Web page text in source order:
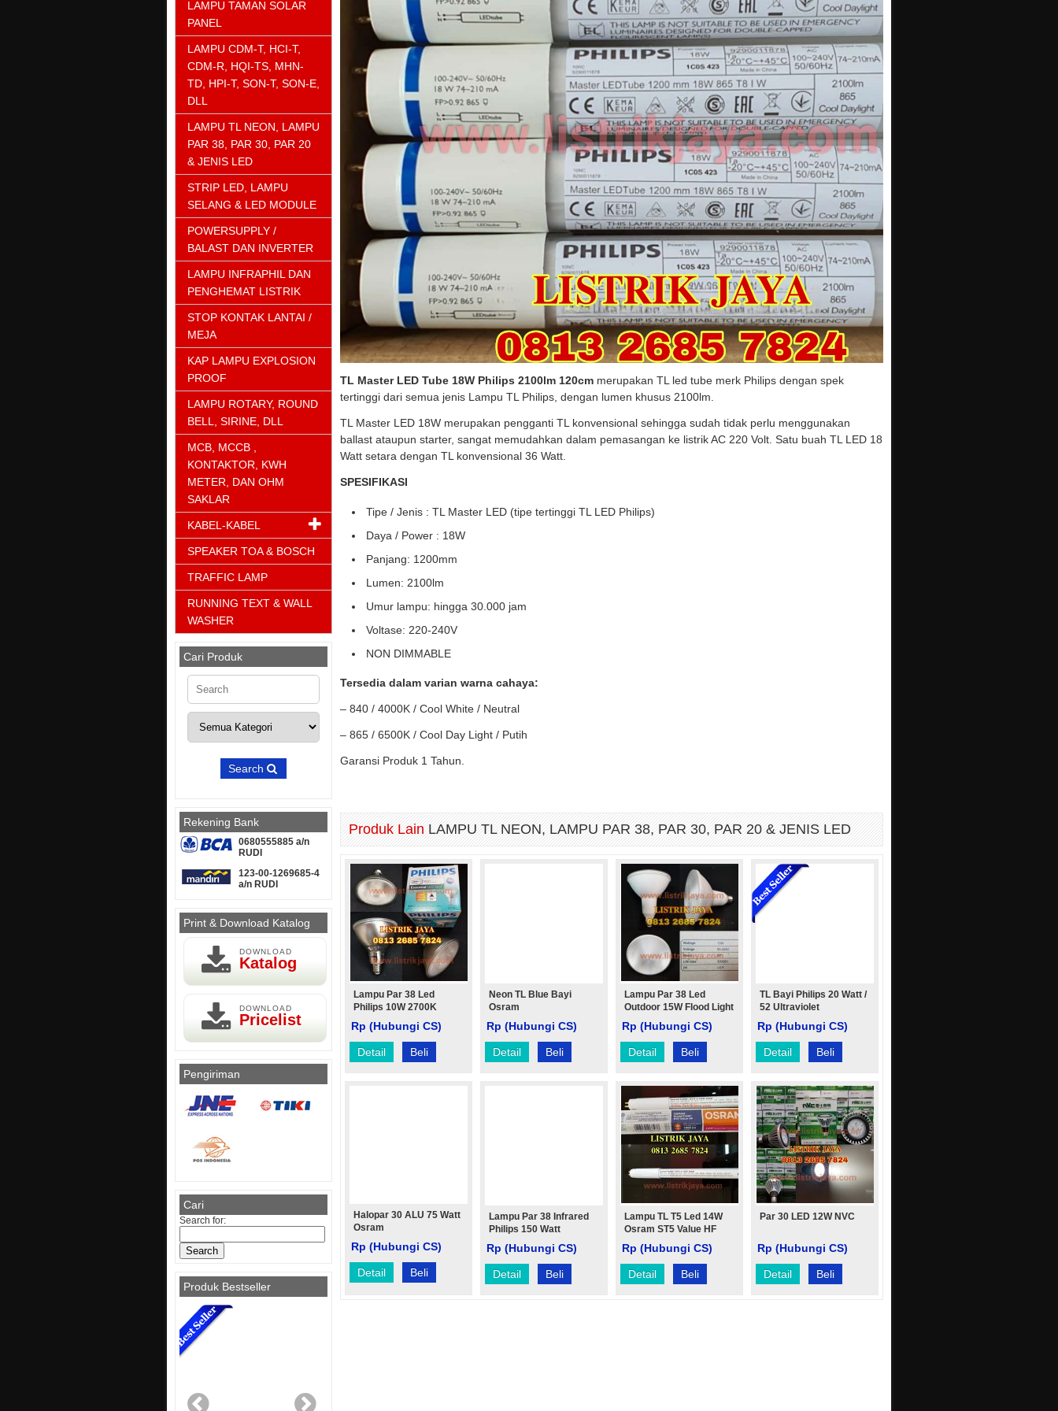
TL Master LED Tube 18W Philips 2100lm 120cm merupakan TL led tube merk Philips dengan spek
tertinggi dari semua jenis Lampu TL Philips, dengan lumen khusus 2100lm.
TL Master LED 18W merupakan pengganti TL konvensional sehingga sudah tidak perlu menggunakan
ballast ataupun starter, sangat memudahkan dalam pemasangan ke listrik AC 220 Volt. Satu buah TL LED 18
Watt setara dengan TL konvensional 36 Watt.
SPESIFIKASI
Tipe / Jenis : TL Master LED (tipe tertinggi TL LED Philips)
Daya / Power : 18W
Panjang: 1200mm
Lumen: 2100lm
Umur lampu: hingga 30.000 jam
Voltase: 220-240V
NON DIMMABLE
Tersedia dalam varian warna cahaya:
– 840 / 4000K / Cool White / Neutral
– 865 / 6500K / Cool Day Light / Putih
Garansi Produk 1 Tahun.
Produk LainLAMPU TL NEON, LAMPU PAR 38, PAR 30, PAR 20 & JENIS LED
Lampu Par 38 Led
Philips 10W 2700K
Rp (Hubungi CS)
Detail Beli
Neon TL Blue Bayi
Osram
Rp (Hubungi CS)
Detail Beli
Lampu Par 38 Led
Outdoor 15W Flood Light
Rp (Hubungi CS)
Detail Beli
TL Bayi Philips 20 Watt /
52 Ultraviolet
Rp (Hubungi CS)
Detail Beli
Halopar 30 ALU 75 Watt
Osram
Rp (Hubungi CS)
Detail Beli
Lampu Par 38 Infrared
Philips 150 Watt
Rp (Hubungi CS)
Detail Beli
Lampu TL T5 Led 14W
Osram ST5 Value HF
Rp (Hubungi CS)
Detail Beli
Par 30 LED 12W NVC
Rp (Hubungi CS)
Detail Beli
LAMPU TAMAN SOLAR
PANEL
LAMPU CDM-T, HCI-T,
CDM-R, HQI-TS, MHN-
TD, HPI-T, SON-T, SON-E,
DLL
LAMPU TL NEON, LAMPU
PAR 38, PAR 30, PAR 20
& JENIS LED
STRIP LED, LAMPU
SELANG & LED MODULE
POWERSUPPLY /
BALAST DAN INVERTER
LAMPU INFRAPHIL DAN
PENGHEMAT LISTRIK
STOP KONTAK LANTAI /
MEJA
KAP LAMPU EXPLOSION
PROOF
LAMPU ROTARY, ROUND
BELL, SIRINE, DLL
MCB, MCCB ,
KONTAKTOR, KWH
METER, DAN OHM
SAKLAR
KABEL-KABEL
SPEAKER TOA & BOSCH
TRAFFIC LAMP
RUNNING TEXT & WALL
WASHER
Cari Produk
Search
Rekening Bank
0680555885 a/n
RUDI
123-00-1269685-4
a/n RUDI
Print & Download Katalog
DOWNLOAD
Katalog
DOWNLOAD
Pricelist
Pengiriman
Cari
Search for:
Produk Bestseller